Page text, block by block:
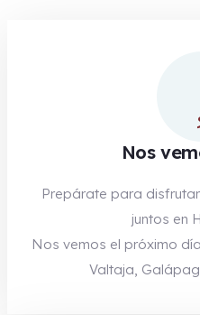
Nos
Prepárate para
juntos en
Nos vemos el próximo
Valtaja,